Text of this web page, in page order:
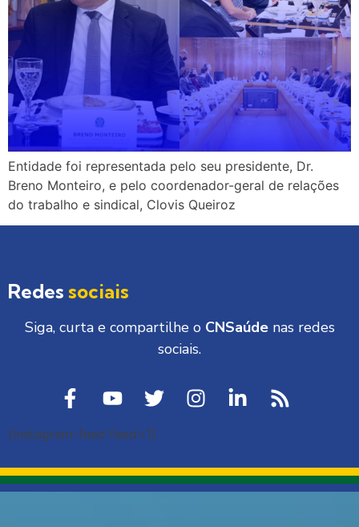
Entidade foi representada pelo seu presidente, Dr.
Breno Monteiro, e pelo coordenador-geral de relações
do trabalho e sindical, Clovis Queiroz
Redes sociais
Siga, curta e compartilhe o CNSaúdenas redes
sociais.
[instagram-feed feed=1]